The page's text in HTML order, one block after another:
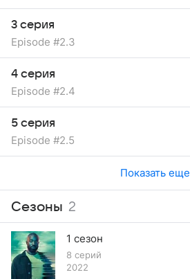
3 серия
Episode #2.3
4 серия
Episode #2.4
5 серия
Episode #2.5
Показать еще
Сезоны 2
1 сезон
8 серий
2022